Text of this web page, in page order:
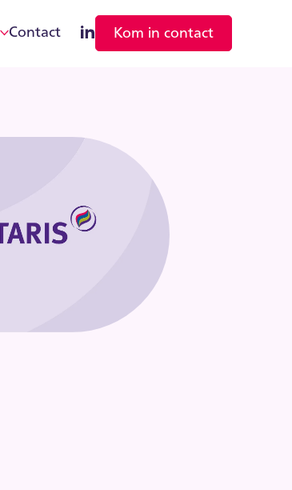
Contact Kom in contact